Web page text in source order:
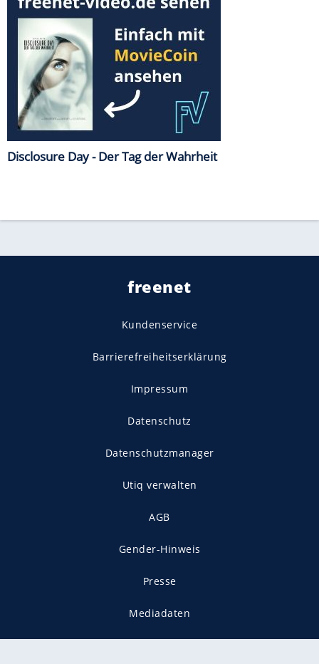
Disclosure Day - Der Tag der Wahrheit
freenet
Kundenservice
Barrierefreiheitserklärung
Impressum
Datenschutz
Datenschutzmanager
Utiq verwalten
AGB
Gender-Hinweis
Presse
Mediadaten